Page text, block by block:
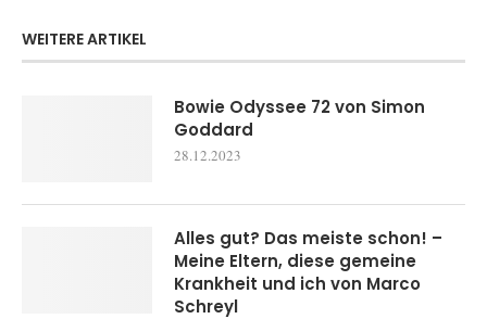
WEITERE ARTIKEL
Bowie Odyssee 72 von Simon
Goddard
28.12.2023
Alles gut? Das meiste schon! –
Meine Eltern, diese gemeine
Krankheit und ich von Marco
Schreyl